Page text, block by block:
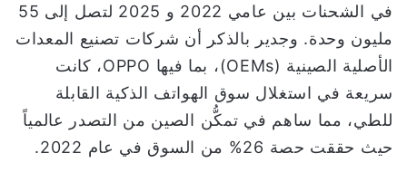
في الشحنات بين عامي 2022 و 2025 لتصل إلى 55
مليون وحدة. وجدير بالذكر أن شركات تصنيع المعدات
الأصلية الصينية (OEMs)، بما فيها OPPO، كانت
سريعة في استغلال سوق الهواتف الذكية القابلة
للطي، مما ساهم في تمكُّن الصين من التصدر عالمياً
حيث حققت حصة 26% من السوق في عام 2022.